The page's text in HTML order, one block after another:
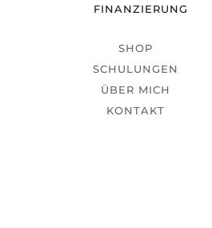
FINANZIERUNG
SHOP
SCHULUNGEN
ÜBER MICH
KONTAKT